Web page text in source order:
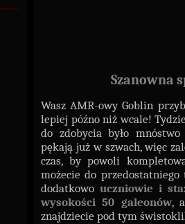
Szanowna
Wasz AMR-owy Goblin
lepiej późno niż wcale!
do zdobycia było
pękają już w szwach, więc
czas, by powoli
możecie do
dodatkowouczniowie i
wysokości 50 galeonów,
znajdziecie pod tym